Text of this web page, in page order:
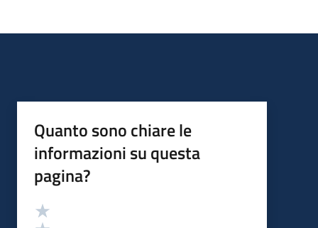
Quanto sono chiare le
informazioni su questa
pagina?
Valutazione